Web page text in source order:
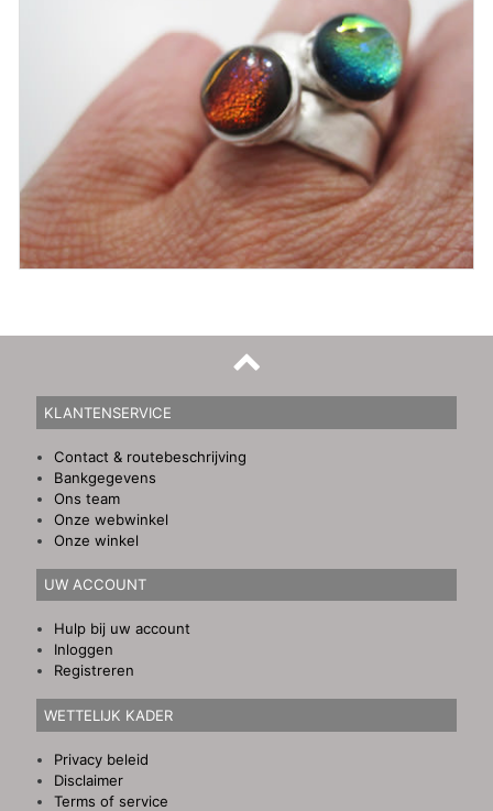
KLANTENSERVICE
Contact & routebeschrijving
Bankgegevens
Ons team
Onze webwinkel
Onze winkel
UW ACCOUNT
Hulp bij uw account
Inloggen
Registreren
WETTELIJK KADER
Privacy beleid
Disclaimer
Terms of service